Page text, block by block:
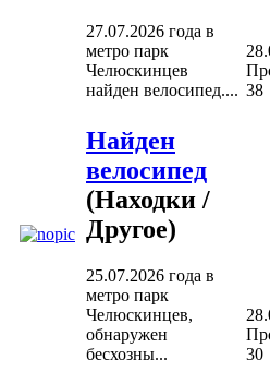
27.07.2026 года в
метро парк
Челюскинцев
найден велосипед.... 38
Найден
велосипед
(Находки /
Другое)
25.07.2026 года в
метро парк
Челюскинцев,
обнаружен
бесхозны...
30